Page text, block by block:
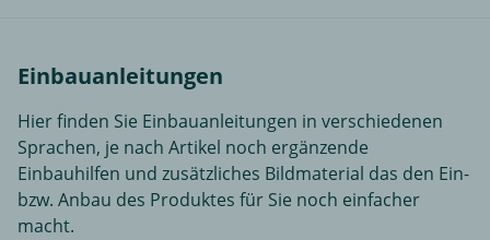
Einbauanleitungen
Hier finden Sie Einbauanleitungen in verschiedenen
Sprachen, je nach Artikel noch ergänzende
Einbauhilfen und zusätzliches Bildmaterial das den Ein-
bzw. Anbau des Produktes für Sie noch einfacher
macht.